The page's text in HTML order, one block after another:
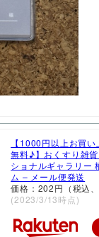
【1000円以上お買
無料♪】おくすり雑
ショナルギャラリー
ム – メール便発送
価格：202円（税込
(2023/3/13時点)